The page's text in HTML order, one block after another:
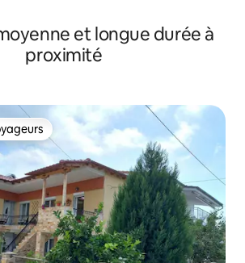
et longue durée à
proximité